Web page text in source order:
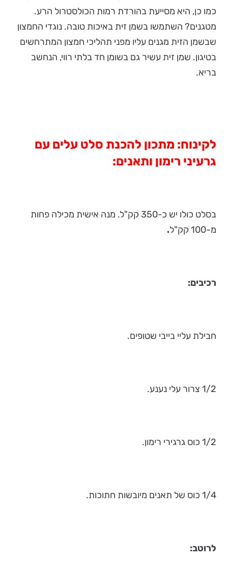
כמו כן, היא מסייעת בהורדת רמות הכולסטרול הרע.
מטגנים? השתמשו בשמן זית באיכות טובה. נוגדי החמצון
שבשמן הזית מגנים עליו מפני תהליכי חמצון המתרחשים
בטיגון. שמן זית עשיר גם בשומן חד בלתי רווי, הנחשב
בריא.
לקינוח: מתכון להכנת סלט עלים עם
גרעיני רימון ותאנים:
בסלט כולו יש כ-350 קק"ל. מנה אישית מכילה פחות
מ-100 קק"ל
.
רכיבים:
חבילת עליי בייבי שטופים.
1/2 צרור עלי נענע.
1/2 כוס גרגירי רימון.
1/4 כוס של תאנים מיובשות חתוכות.
לרוטב: